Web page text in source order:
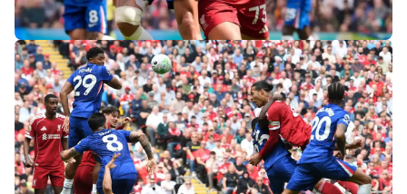
«Слот не тот человек»: болельщики
«Ливерпуля» и «Челси» разнесли тренеров
после ничьей на «Энфилде»